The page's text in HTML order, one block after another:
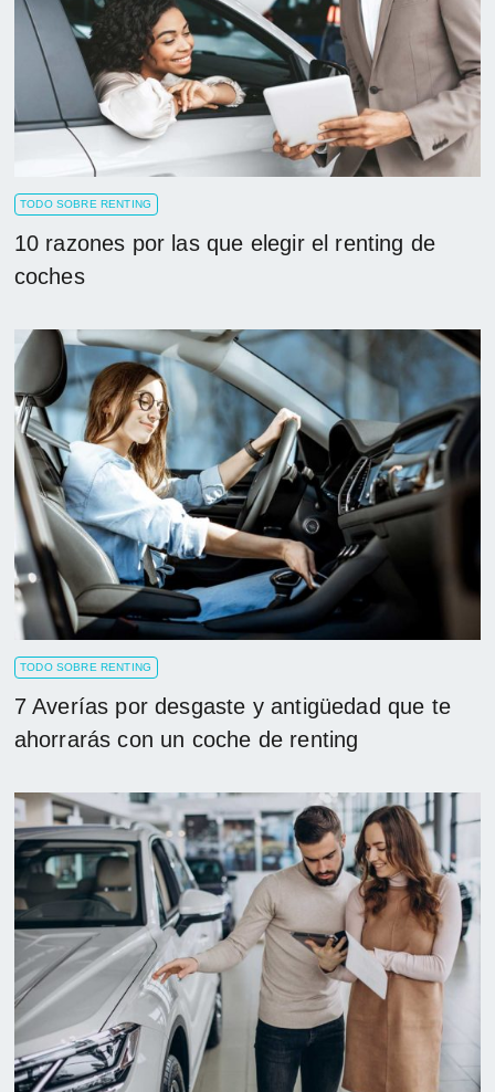
TODO SOBRE RENTING
10 razones por las que elegir el renting de
coches
TODO SOBRE RENTING
7 Averías por desgaste y antigüedad que te
ahorrarás con un coche de renting